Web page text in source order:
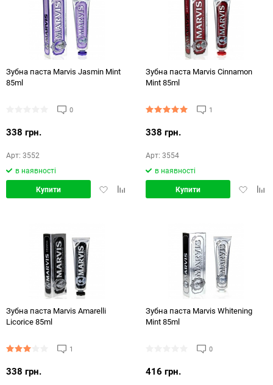
Зубна паста Marvis Jasmin Mint
85ml
0
338 грн.
Арт: 3552
в наявності
ДодатиДодати
Купити
Зубна паста Marvis Cinnamon
Mint 85ml
1
338 грн.
Арт: 3554
в наявності
Додати
Купити
Зубна паста Marvis Amarelli
Licorice 85ml
1
338 грн.
Зубна паста Marvis Whitening
Mint 85ml
0
416 грн.